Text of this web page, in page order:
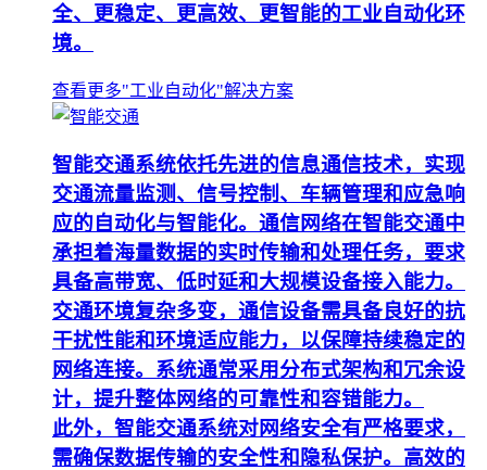
全、更稳定、更高效、更智能的工业自动化环
境。
查看更多"工业自动化"解决方案
智能交通系统依托先进的信息通信技术，实现
交通流量监测、信号控制、车辆管理和应急响
应的自动化与智能化。通信网络在智能交通中
承担着海量数据的实时传输和处理任务，要求
具备高带宽、低时延和大规模设备接入能力。
交通环境复杂多变，通信设备需具备良好的抗
干扰性能和环境适应能力，以保障持续稳定的
网络连接。系统通常采用分布式架构和冗余设
计，提升整体网络的可靠性和容错能力。
此外，智能交通系统对网络安全有严格要求，
需确保数据传输的安全性和隐私保护。高效的